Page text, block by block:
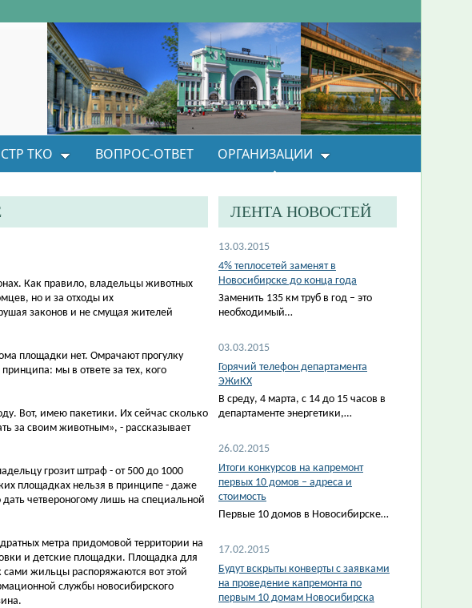
ТКО ВОПРОС-ОТВЕТ ОРГАНИЗАЦИИ
Как правило, владельцы животных
но и за отходы их
законов и не смущая жителей
площадки нет. Омрачают прогулку
мы в ответе за тех, кого
Вот, имею пакетики. Их сейчас сколько
за своим животным», - рассказывает
грозит штраф - от 500 до 1000
площадках нельзя в принципе - даже
четвероногому лишь на специальной
метра придомовой территории на
и детские площадки. Площадка для
сами жильцы распоряжаются вот этой
службы новосибирского
ЛЕНТА НОВОСТЕЙ
13.03.2015
4% теплосетей заменят в
Новосибирске до конца года
Заменить 135 км труб в год – это
необходимый…
03.03.2015
Горячий телефон департамента
ЭЖиКХ
В среду, 4 марта, с 14 до 15 часов в
департаменте энергетики,…
26.02.2015
Итоги конкурсов на капремонт
первых 10 домов – адреса и
стоимость
Первые 10 домов в Новосибирске…
17.02.2015
Будут вскрыты конверты с заявками
на проведение капремонта по
первым 10 домам Новосибирска